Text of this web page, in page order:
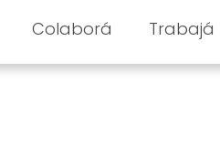
Colaborá Trabajá